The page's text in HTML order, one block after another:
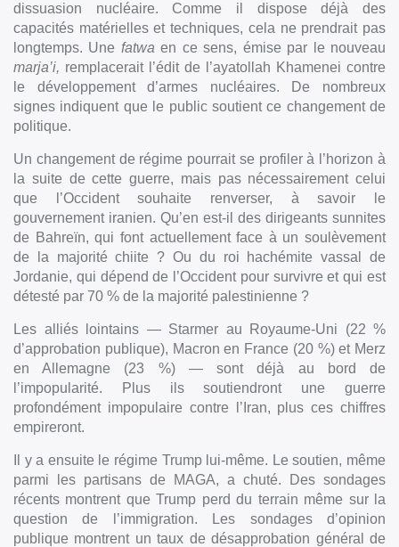
dissuasion nucléaire. Comme il dispose déjà des
capacités matérielles et techniques, cela ne prendrait pas
longtemps. Une fatwa en ce sens, émise par le nouveau
marja’i, remplacerait l’édit de l’ayatollah Khamenei contre
le développement d’armes nucléaires. De nombreux
signes indiquent que le public soutient ce changement de
politique.
Un changement de régime pourrait se profiler à l’horizon à
la suite de cette guerre, mais pas nécessairement celui
que l’Occident souhaite renverser, à savoir le
gouvernement iranien. Qu’en est-il des dirigeants sunnites
de Bahreïn, qui font actuellement face à un soulèvement
de la majorité chiite ? Ou du roi hachémite vassal de
Jordanie, qui dépend de l’Occident pour survivre et qui est
détesté par 70 % de la majorité palestinienne ?
Les alliés lointains — Starmer au Royaume-Uni (22 %
d’approbation publique), Macron en France (20 %) et Merz
en Allemagne (23 %) — sont déjà au bord de
l’impopularité. Plus ils soutiendront une guerre
profondément impopulaire contre l’Iran, plus ces chiffres
empireront.
Il y a ensuite le régime Trump lui-même. Le soutien, même
parmi les partisans de MAGA, a chuté. Des sondages
récents montrent que Trump perd du terrain même sur la
question de l’immigration. Les sondages d’opinion
publique montrent un taux de désapprobation général de